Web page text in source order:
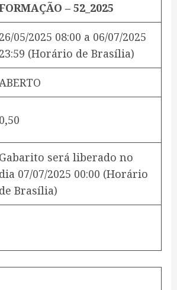
– 52_2025
26/05/2025 08:00 a 06/07/2025
23:59 (Horário de Brasília)
0,50
Gabarito será liberado no
dia 07/07/2025 00:00 (Horário
de Brasília)